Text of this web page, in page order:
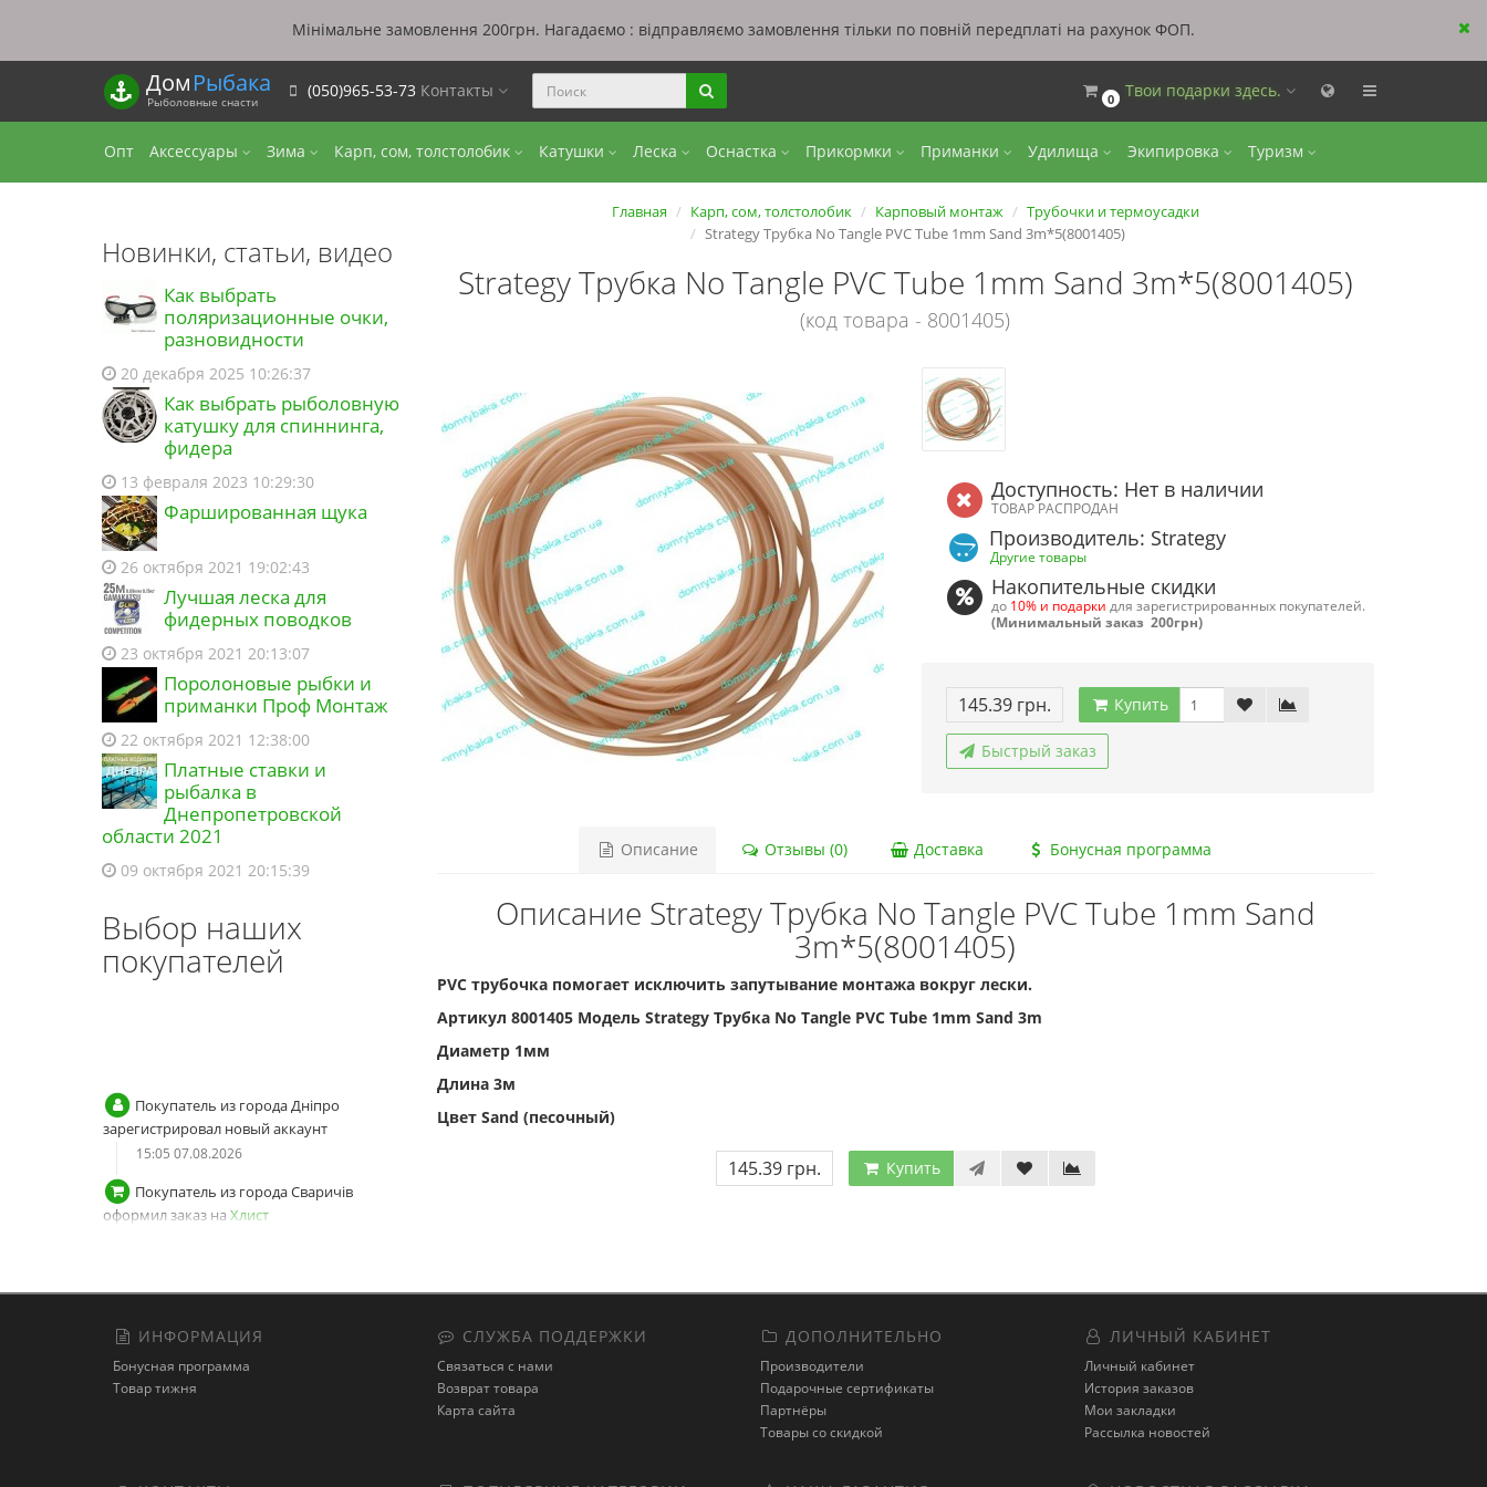
Мінімальне замовлення 200грн. Нагадаємо : відправляємо замовлення тільки по повній передплаті на рахунок ФОП.
ДомРыбака
Рыболовные снасти
(050)965-53-73 Контакты 0 Твои подарки здесь.
Опт Аксессуары Зима Карп, сом, толстолобик Катушки Леска Оснастка Прикормки Приманки Удилища Экипировка Туризм
Новинки, статьи, видео
Как выбрать
поляризационные очки,
разновидности
20 декабря 2025 10:26:37
Как выбрать рыболовную
катушку для спиннинга,
фидера
13 февраля 2023 10:29:30
Фаршированная щука
26 октября 2021 19:02:43
Лучшая леска для
фидерных поводков
23 октября 2021 20:13:07
Поролоновые рыбки и
приманки Проф Монтаж
22 октября 2021 12:38:00
Платные ставки и
рыбалка в
Днепропетровской
области 2021
09 октября 2021 20:15:39
Выбор наших
покупателей
оформил заказ наХлист
стеклопластіковий Solid для
ремонту вудилища (9997259)
17:56 06.08.2026
Покупатель из города Сваричів
ремонту вудилища (9997259)
зарегистрировал новый аккаунт
Главная Карп, сом, толстолобик Карповый монтаж
Трубочки и термоусадки
Strategy Трубка No Tangle PVC Tube 1mm Sand 3m*5(8001405)
Strategy Трубка No Tangle PVC Tube 1mm Sand 3m*5(8001405)
(код товара - 8001405)
Доступность: Нет в наличии
ТОВАР РАСПРОДАН
Производитель: Strategy
Другие товары
Накопительные скидки
до 10% и подарки для зарегистрированных покупателей.
(Минимальный заказ 200грн)
145.39 грн. Купить
Быстрый заказ
Описание Отзывы (0) Доставка Бонусная программа
Описание Strategy Трубка No Tangle PVC Tube 1mm Sand
3m*5(8001405)
PVC трубочка помогает исключить запутывание монтажа вокруг лески.
Артикул 8001405 Модель Strategy Трубка No Tangle PVC Tube 1mm Sand 3m
Диаметр 1мм
Длина 3м
Цвет Sand (песочный)
145.39 грн. Купить
ИНФОРМАЦИЯ
Бонусная программа
Товар тижня
СЛУЖБА ПОДДЕРЖКИ
Связаться с нами
Возврат товара
Карта сайта
ДОПОЛНИТЕЛЬНО
Производители
Подарочные сертификаты
Партнёры
Товары со скидкой
ЛИЧНЫЙ КАБИНЕТ
Личный кабинет
История заказов
Мои закладки
Рассылка новостей